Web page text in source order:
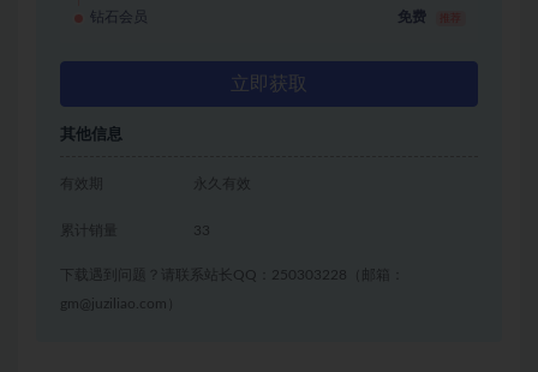
钻石会员 免费
立即获取
其他信息
有效期 永久有效
累计销量 33
下载遇到问题？请联系站长QQ：250303228（邮箱：
gm@juziliao.com）